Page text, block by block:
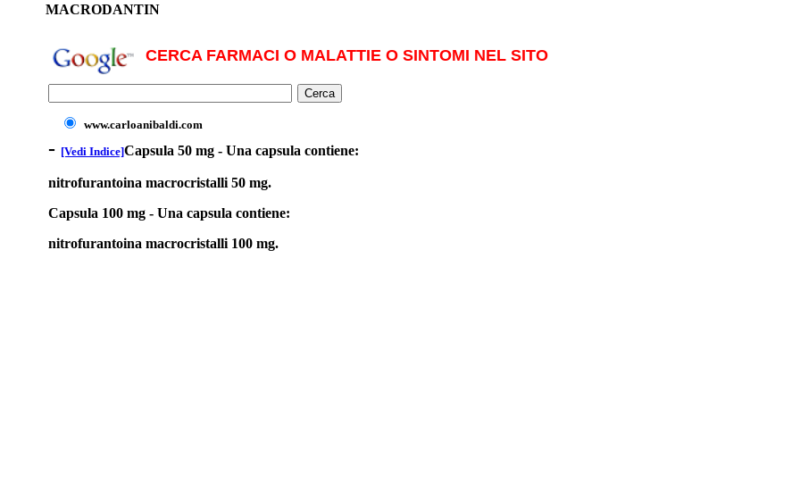
MACRODANTIN
CERCA FARMACI O MALATTIE O SINTOMI NEL SITO
www.carloanibaldi.com
- [Vedi Indice]Capsula 50 mg - Una capsula contiene:
nitrofurantoina macrocristalli 50 mg.
Capsula 100 mg - Una capsula contiene:
nitrofurantoina macrocristalli 100 mg.